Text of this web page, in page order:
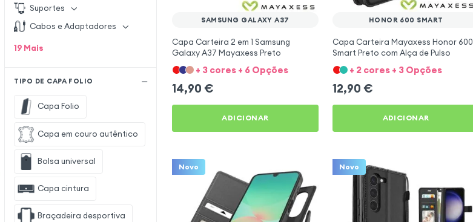
Suportes
Cabos e Adaptadores
19 Mais
TIPO DE CAPA FOLIO
Capa Folio
Capa em couro autêntico
Bolsa universal
Capa cintura
Braçadeira desportiva
SAMSUNG GALAXY A37
Capa Carteira 2 em 1 Samsung
Galaxy A37 Mayaxess Preto
+ 3 cores + 6 Opções
14,90 €
ADICIONAR
HONOR 600 SMART
Capa Carteira Mayaxess Honor 600
Smart Preto com Alça de Pulso
+ 2 cores + 3 Opções
12,90 €
ADICIONAR
Novo Novo